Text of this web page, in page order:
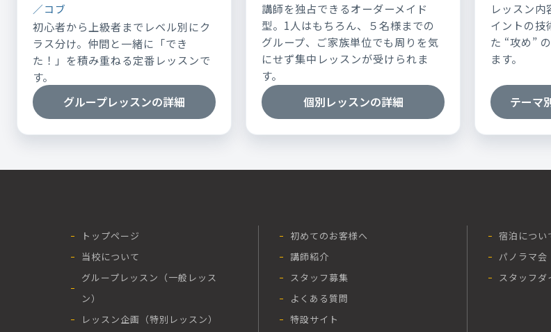
／コブ
初心者から上級者までレベル別にク
ラス分け。仲間と一緒に「でき
た！」を積み重ねる定番レッスンで
す。
グループレッスンの詳細
講師を独占できるオーダーメイド
型。1人はもちろん、５名様までの
グループ、ご家族単位でも周りを気
にせず集中レッスンが受けられま
す。
個別レッスンの詳細
レッスン内
イントの技
た “攻め”
ます。
テーマ
トップページ
当校について
グループレッスン（一般レッス
ン）
レッスン企画（特別レッスン）
初めてのお客様へ
講師紹介
スタッフ募集
よくある質問
特設サイト
宿泊につい
パノラマ会
スタッフダ